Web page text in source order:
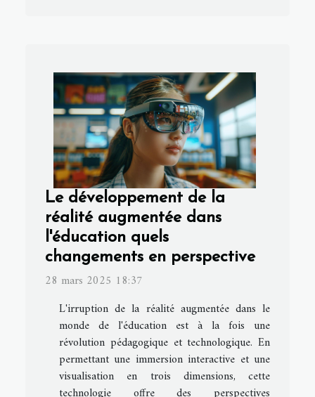
Le développement de la
réalité augmentée dans
l'éducation quels
changements en perspective
28 mars 2025 18:37
L'irruption de la réalité augmentée dans le
monde de l'éducation est à la fois une
révolution pédagogique et technologique. En
permettant une immersion interactive et une
visualisation en trois dimensions, cette